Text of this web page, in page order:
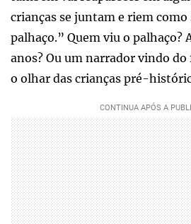
crianças se juntam e riem como
palhaço.” Quem viu o palhaço?
anos? Ou um narrador vindo
o olhar das crianças pré-